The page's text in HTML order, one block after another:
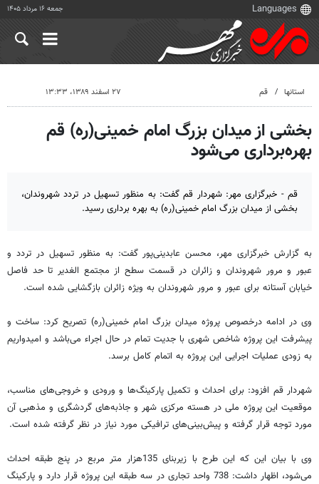
جمعه ۱۶ مرداد ۱۴۰۵
استانها قم ۲۷ اسفند ۱۳۸۹، ۱۳:۳۳
بخشی از میدان بزرگ امام خمینی(ره) قم
بهره‌برداری می‌شود
قم - خبرگزاری مهر: شهردار قم گفت: به منظور تسهیل در تردد شهروندان،
بخشی از میدان بزرگ امام خمینی(ره) به بهره برداری رسید.
به گزارش خبرگزاری مهر، محسن عابدینی‌پور گفت: به منظور تسهیل در تردد و
عبور و مرور شهروندان و زائران در قسمت سطح از مجتمع الغدیر تا حد فاصل
خیابان آستانه برای عبور و مرور شهروندان به ویژه زائران بازگشایی شده است.
وی در ادامه درخصوص پروژه میدان بزرگ امام خمینی(ره) تصریح کرد: ساخت و
پیشرفت این پروژه شاخص شهری با جدیت تمام در حال اجراء می‌باشد و امیدواریم
به زودی عملیات اجرایی این پروژه به اتمام کامل برسد.
شهردار قم افزود: برای احداث و تکمیل پارکینگ‌ها و ورودی و خروجی‌های مناسب،
موقعیت این پروژه ملی در هسته مرکزی شهر و جاذبه‌های گردشگری و مذهبی آن
مورد توجه قرار گرفته و پیش‌بینی‌های ترافیکی مورد نیاز در نظر گرفته شده است.
وی با بیان این که این طرح با زیربنای 135هزار متر مربع در پنج طبقه احداث
می‌شود، اظهار داشت: 738 واحد تجاری در سه طبقه این پروژه قرار دارد و پارکینگ